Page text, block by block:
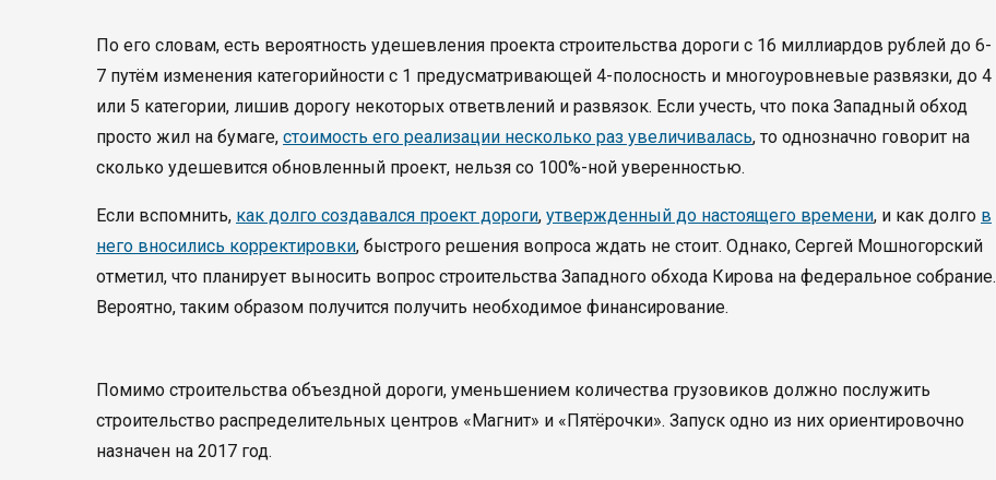
По его словам, есть вероятность удешевления проекта строительства дороги с 16 миллиардов рублей до 6-
7 путём изменения категорийности с 1 предусматривающей 4-полосность и многоуровневые развязки, до 4
или 5 категории, лишив дорогу некоторых ответвлений и развязок. Если учесть, что пока Западный обход
просто жил на бумаге, стоимость его реализации несколько раз увеличивалась, то однозначно говорит на
сколько удешевится обновленный проект, нельзя со 100%-ной уверенностью.
Если вспомнить, как долго создавался проект дороги, утвержденный до настоящего времени, и как долго в
него вносились корректировки, быстрого решения вопроса ждать не стоит. Однако, Сергей Мошногорский
отметил, что планирует выносить вопрос строительства Западного обхода Кирова на федеральное собрание.
Вероятно, таким образом получится получить необходимое финансирование.
Помимо строительства объездной дороги, уменьшением количества грузовиков должно послужить
строительство распределительных центров «Магнит» и «Пятёрочки». Запуск одно из них ориентировочно
назначен на 2017 год.